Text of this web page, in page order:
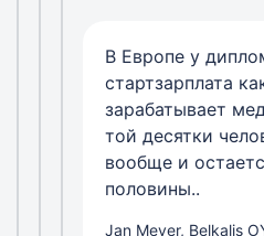
В Европе у
стартзарплата
зарабатывает
той десятки
вообще и
половины..
Jan Meyer, Belkalis